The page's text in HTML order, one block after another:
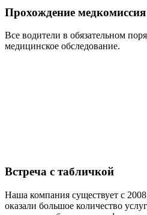
Прохождение медкомиссия
Все водители в обязательном
медицинское обследование.
Встреча с табличкой
Наша компания существует с
оказали большое количество